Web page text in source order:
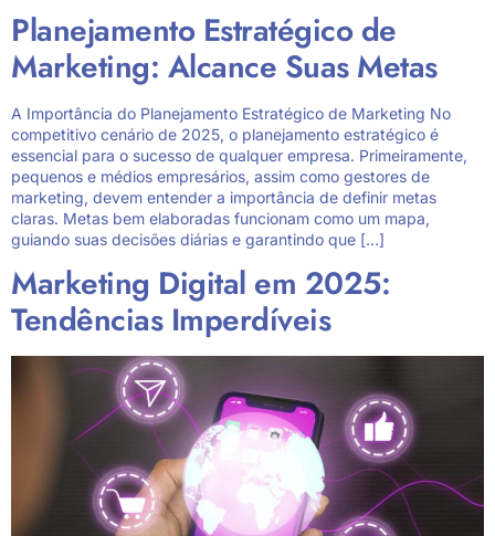
Planejamento Estratégico de
Marketing: Alcance Suas Metas
A Importância do Planejamento Estratégico de Marketing No
competitivo cenário de 2025, o planejamento estratégico é
essencial para o sucesso de qualquer empresa. Primeiramente,
pequenos e médios empresários, assim como gestores de
marketing, devem entender a importância de definir metas
claras. Metas bem elaboradas funcionam como um mapa,
guiando suas decisões diárias e garantindo que […]
Marketing Digital em 2025:
Tendências Imperdíveis